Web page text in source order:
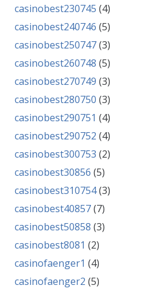
casinobest230745 (4)
casinobest240746 (5)
casinobest250747(3)
casinobest260748 (5)
casinobest270749 (3)
casinobest280750 (3)
casinobest290751 (4)
casinobest290752 (4)
casinobest300753 (2)
casinobest30856 (5)
casinobest310754(3)
casinobest40857(7)
casinobest50858 (3)
casinobest8081 (2)
casinofaenger1 (4)
casinofaenger2 (5)